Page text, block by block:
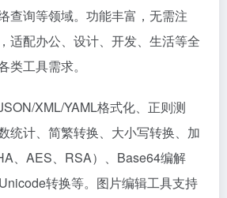
查询等领域。功能丰富，无需注
适配办公、设计、开发、生活等全
类工具需求。
XML/YAML格式化、正则测
统计、简繁转换、大小写转换、加
、AES、RSA）、Base64编解
转换等。图片编辑工具支持